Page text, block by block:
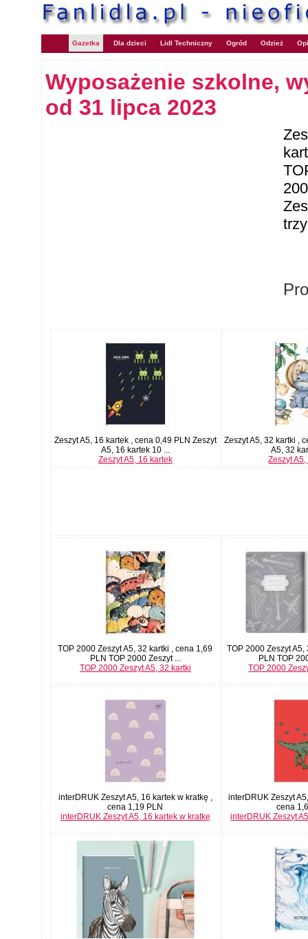
Gazetka Dla dzieci Lidl Techniczny Ogród Odzież
Wyposażenie szkolne,
od 31 lipca 2023
Zeszyt A5, 16 kartek , cena 0,49 PLN Zeszyt
A5, 16 kartek 10 ...
Zeszyt A5, 16 kartek
Zeszyt A5, 32 kartki ,
A5, 32
Zeszyt
TOP 2000 Zeszyt A5, 32 kartki , cena 1,69
PLN TOP 2000 Zeszyt ...
TOP 2000 Zeszyt A5, 32 kartki
TOP 2000 Zeszyt
PLN TOP
TOP 2000
interDRUK Zeszyt A5, 16 kartek w kratkę ,
cena 1,19 PLN
interDRUK Zeszyt A5, 16 kartek w kratkę
interDRUK Zeszyt
cena
interDRUK Zeszyt